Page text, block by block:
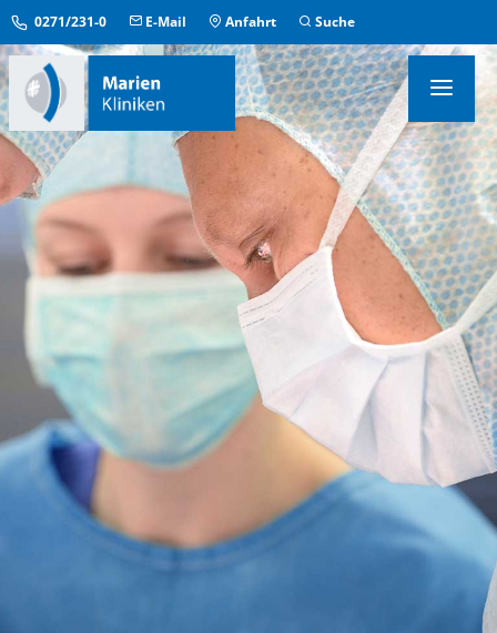
0271/231-0 E-Mail Anfahrt Suche
KLINIKEN & INSTITUTE
MEDIZINISCHE ZENTREN
ÜBERGREIFENDE EINRICHTUNGEN
PFLEGE & AUFENTHALT
KONTAKT & SERVICE
IM NOTFALL